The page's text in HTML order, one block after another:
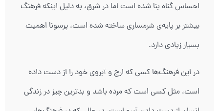
احساس گناه بنا شده است اما در شرق، به دلیل اینکه فرهنگ
بیشتر بر پایه‌ی شرمساری ساخته شده است، پرسونا اهمیت
بسیار زیادی دارد.
در این فرهنگ‌ها کسی که ارج و آبروی خود را از دست داده
است، مثل کسی است که مرده باشد و بدترین چیز در زندگی